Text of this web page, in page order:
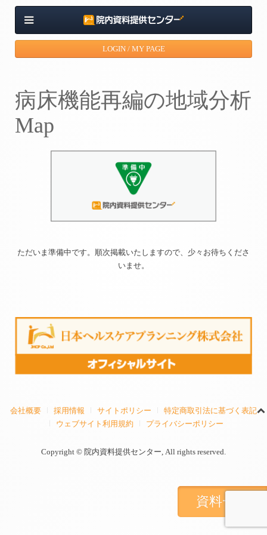
LOGIN / MY PAGE
病床機能再編の地域分析
Map
ただいま準備中です。順次掲載いたしますので、少々お待ちくださ
いませ。
資料一覧
会社概要 採用情報 サイトポリシー
特定商取引法に基づく表記
ウェブサイト利用規約
プライバシーポリシー
Copyright © 院内資料提供センター, All rights reserved.